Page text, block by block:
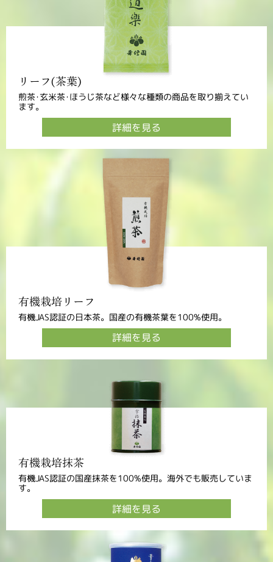
リーフ(茶葉)
煎茶･玄米茶･ほうじ茶など様々な種類の商品を取り揃えてい
ます。
詳細を見る
有機栽培リーフ
有機JAS認証の日本茶。国産の有機茶葉を100%使用。
詳細を見る
有機栽培抹茶
有機JAS認証の国産抹茶を100%使用。海外でも販売していま
す。
詳細を見る